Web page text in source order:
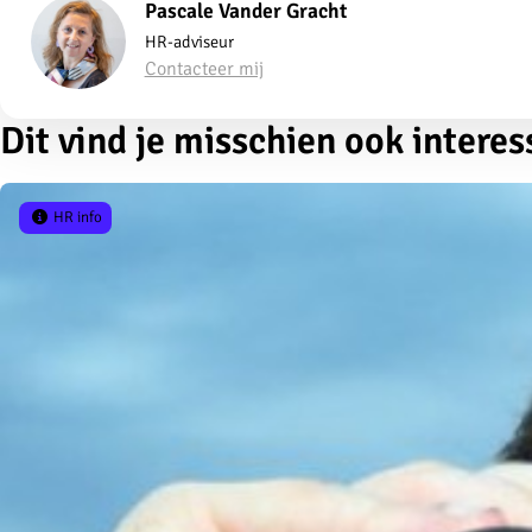
Pascale Vander Gracht
HR-adviseur
Contacteer mij
Dit vind je misschien ook
HR info